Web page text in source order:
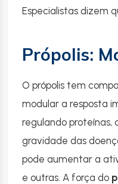
Especialistas dizem
Própolis:
O própolis tem
modular a resposta
regulando proteínas,
gravidade das
pode aumentar a
e outras. A força do